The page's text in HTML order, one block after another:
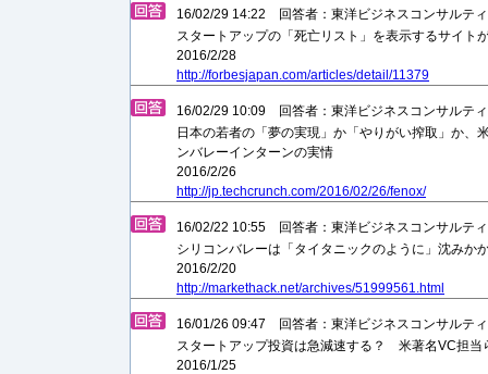
16/02/29 14:22 回答者：東洋ビジネスコンサルテ
スタートアップの「死亡リスト」を表示するサイト
2016/2/28
http://forbesjapan.com/articles/detail/11379
16/02/29 10:09 回答者：東洋ビジネスコンサルテ
日本の若者の「夢の実現」か「やりがい搾取」か、
ンバレーインターンの実情
2016/2/26
http://jp.techcrunch.com/2016/02/26/fenox/
16/02/22 10:55 回答者：東洋ビジネスコンサルテ
シリコンバレーは「タイタニックのように」沈み
2016/2/20
http://markethack.net/archives/51999561.html
16/01/26 09:47 回答者：東洋ビジネスコンサルテ
スタートアップ投資は急減速する？ 米著名VC担
2016/1/25